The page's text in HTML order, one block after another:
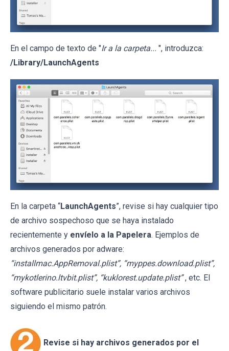
En el campo de texto de "Ir a la carpeta... ", introduzca:
/Library/LaunchAgents
En la carpeta “LaunchAgents”, revise si hay cualquier tipo
de archivo sospechoso que se haya instalado
recientemente y envíelo a la Papelera. Ejemplos de
archivos generados por adware:
“installmac.AppRemoval.plist”, “myppes.download.plist”,
“mykotlerino.ltvbit.plist”, “kuklorest.update.plist” , etc. El
software publicitario suele instalar varios archivos
siguiendo el mismo patrón.
Revise si hay archivos generados por el